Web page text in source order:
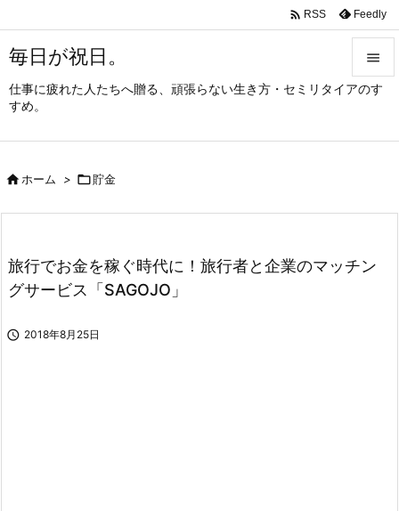
毎日が祝日。
仕事に疲れた人たちへ贈る、頑張らない生き方・セミリタイアのす
すめ。




 RSS Feedly
ホーム > 貯金
旅行でお金を稼ぐ時代に！旅行者と企業のマッチン
グサービス「SAGOJO」
 2018年8月25日